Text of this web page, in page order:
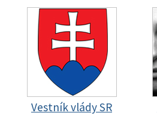
Vestník vlády SR